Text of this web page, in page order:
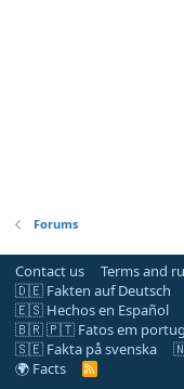
Forums
Contact us Terms and
🇩🇪 Fakten auf Deutsch
🇪🇸 Hechos en Español
🇧🇷 🇵🇹 Fatos em
🇸🇪 Fakta på svenska
🌍 Facts
R